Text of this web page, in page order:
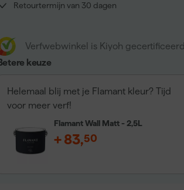
Retourtermijn van 30 dagen
Verfwebwinkel is Kiyoh gecertificeerd
keuze
Helemaal blij met je Flamant kleur? Tijd
voor meer verf!
Flamant Wall Matt - 2,5L
+83,50